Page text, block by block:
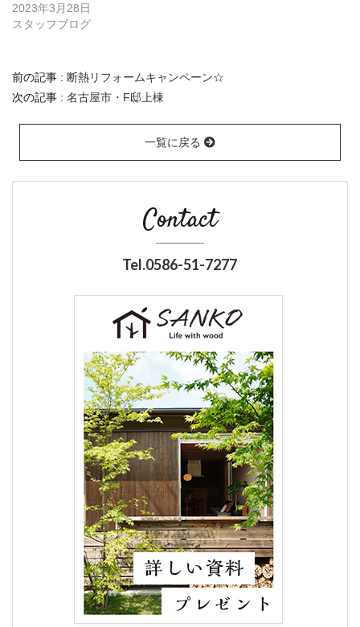
2023年3月28日
スタッフブログ
前の記事 : 断熱リフォームキャンペーン☆
次の記事 : 名古屋市・F邸上棟
一覧に戻る
Contact
Tel.0586-51-7277